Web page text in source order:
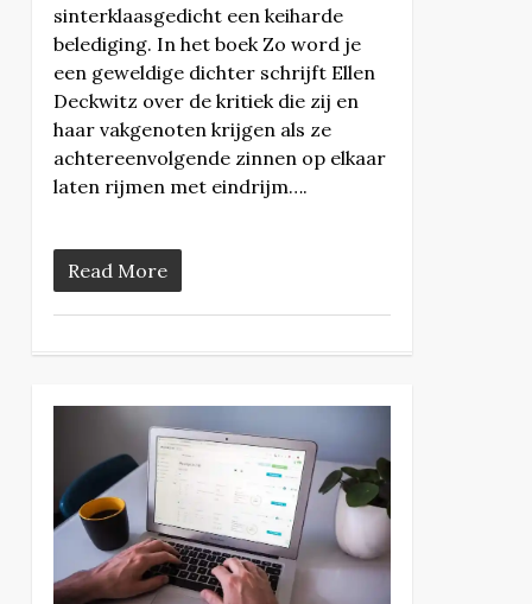
sinterklaasgedicht een keiharde
belediging. In het boek Zo word je
een geweldige dichter schrijft Ellen
Deckwitz over de kritiek die zij en
haar vakgenoten krijgen als ze
achtereenvolgende zinnen op elkaar
laten rijmen met eindrijm….
Read More